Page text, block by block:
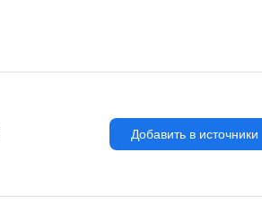
Добавить в источники